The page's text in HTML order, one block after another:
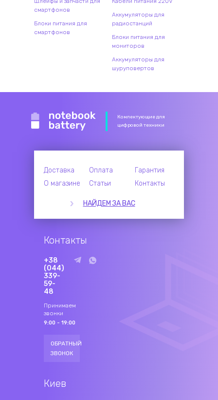
смартфонов
Блоки питания для
смартфонов
Аккумуляторы для
радиостанций
Блоки питания для
мониторов
Аккумуляторы для
шуруповертов
Комлектующие для
цифровой техники
Доставка Оплата
Гарантия
О магазине
Статьи Контакты
НАЙДЕМ ЗА ВАС
Контакты
+38
(044)
339-
59-
48
Принимаем
звонки
9:00 - 19:00
ОБРАТНЫЙ
ЗВОНОК
Киев